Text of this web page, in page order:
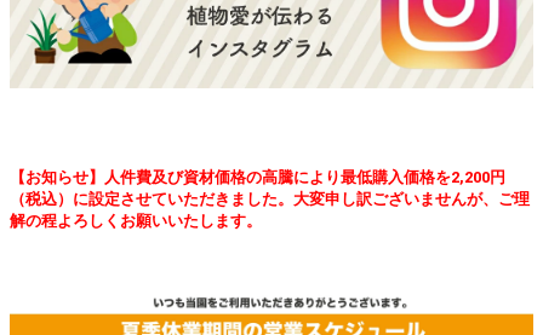
【お知らせ】人件費及び資材価格の高騰により最低購入価格を2,200円
（税込）に設定させていただきました。大変申し訳ございませんが、ご理
解の程よろしくお願いいたします。